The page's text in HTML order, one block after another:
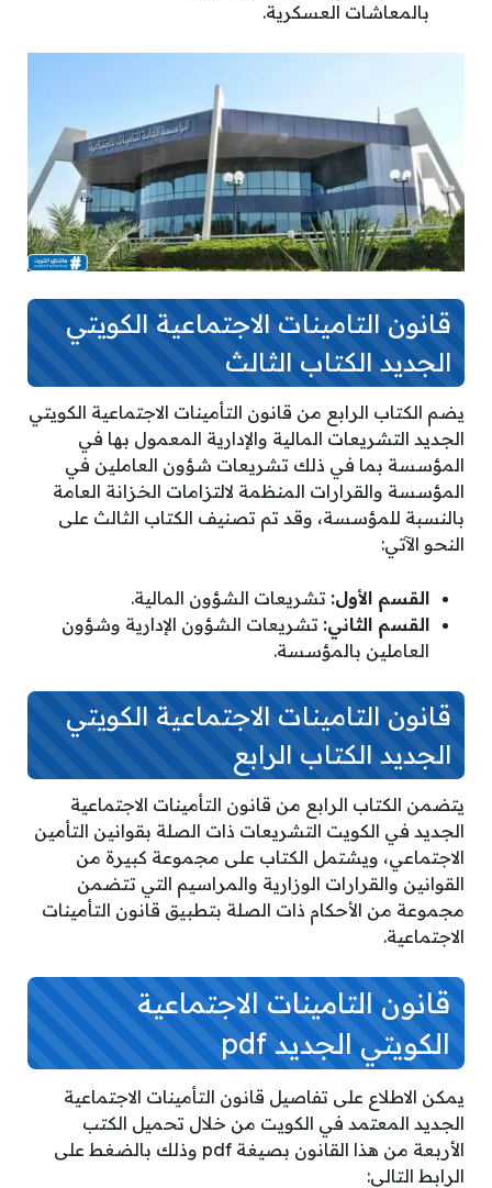
بالمعاشات العسكرية.
قانون التامينات الاجتماعية الكويتي
الجديد الكتاب الثالث
يضم الكتاب الرابع من قانون التأمينات الاجتماعية الكويتي
الجديد التشريعات المالية والإدارية المعمول بها في
المؤسسة بما في ذلك تشريعات شؤون العاملين في
المؤسسة والقرارات المنظمة لالتزامات الخزانة العامة
بالنسبة للمؤسسة، وقد تم تصنيف الكتاب الثالث على
النحو الآتي:
القسم الأول: تشريعات الشؤون المالية.
القسم الثاني: تشريعات الشؤون الإدارية وشؤون
العاملين بالمؤسسة.
قانون التامينات الاجتماعية الكويتي
الجديد الكتاب الرابع
يتضمن الكتاب الرابع من قانون التأمينات الاجتماعية
الجديد في الكويت التشريعات ذات الصلة بقوانين التأمين
الاجتماعي، ويشتمل الكتاب على مجموعة كبيرة من
القوانين والقرارات الوزارية والمراسيم التي تتضمن
مجموعة من الأحكام ذات الصلة بتطبيق قانون التأمينات
الاجتماعية.
قانون التامينات الاجتماعية
الكويتي الجديد pdf
يمكن الاطلاع على تفاصيل قانون التأمينات الاجتماعية
الجديد المعتمد في الكويت من خلال تحميل الكتب
الأربعة من هذا القانون بصيغة pdf وذلك بالضغط على
الرابط التالي: